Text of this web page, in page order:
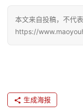
本文来自投稿，不代
https://
生成海报